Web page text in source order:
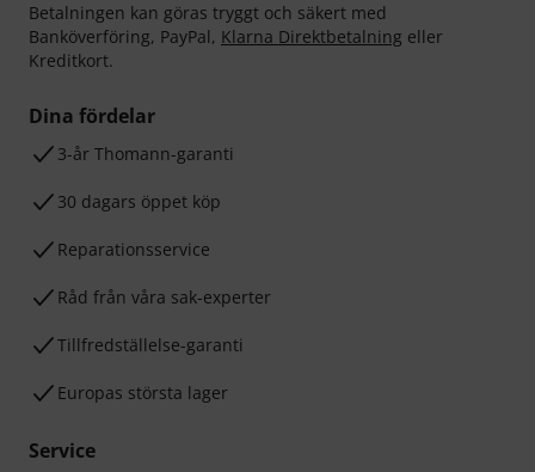
Betalningen kan göras tryggt och säkert med
Banköverföring, PayPal, Klarna Direktbetalning eller
Kreditkort.
Dina fördelar
3-år Thomann-garanti
30 dagars öppet köp
Reparationsservice
Råd från våra sak-experter
Tillfredställelse-garanti
Europas största lager
Service